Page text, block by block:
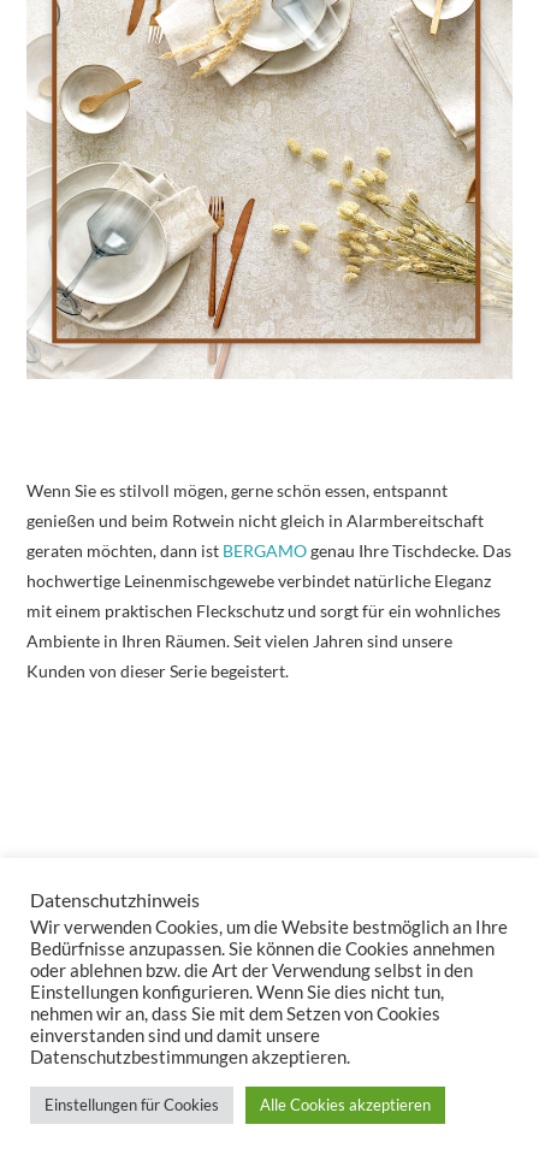
Wenn Sie es stilvoll mögen, gerne schön essen, entspannt
genießen und beim Rotwein nicht gleich in Alarmbereitschaft
geraten möchten, dann ist BERGAMOgenau Ihre Tischdecke. Das
hochwertige Leinenmischgewebe verbindet natürliche Eleganz
mit einem praktischen Fleckschutz und sorgt für ein wohnliches
Ambiente in Ihren Räumen. Seit vielen Jahren sind unsere
Kunden von dieser Serie begeistert.
Datenschutzhinweis
Wir verwenden Cookies, um die Website bestmöglich an Ihre
Bedürfnisse anzupassen. Sie können die Cookies annehmen
oder ablehnen bzw. die Art der Verwendung selbst in den
Einstellungen konfigurieren. Wenn Sie dies nicht tun,
nehmen wir an, dass Sie mit dem Setzen von Cookies
einverstanden sind und damit unsere
Datenschutzbestimmungen akzeptieren.
Einstellungen für Cookies Alle Cookies akzeptieren